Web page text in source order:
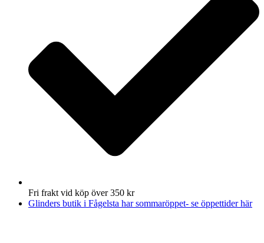
Fri frakt vid köp över 350 kr
Glinders butik i Fågelsta har sommaröppet- se öppettider här